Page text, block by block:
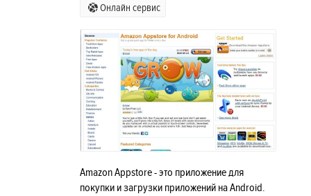
Онлайн сервис
Amazon Appstore - это приложение для
покупки и загрузки приложений на Android.